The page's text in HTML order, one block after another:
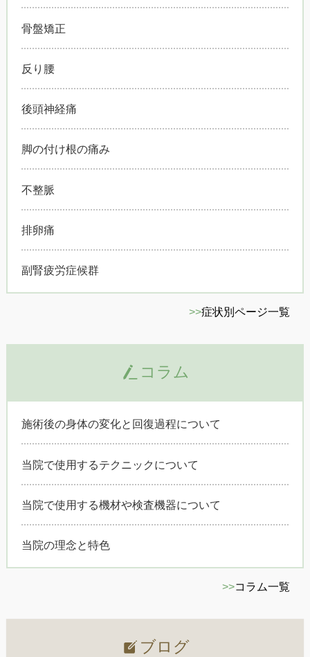
骨盤矯正
反り腰
後頭神経痛
脚の付け根の痛み
不整脈
排卵痛
副腎疲労症候群
>>症状別ページ一覧
コラム
施術後の身体の変化と回復過程について
当院で使用するテクニックについて
当院で使用する機材や検査機器について
当院の理念と特色
>>コラム一覧
ブログ